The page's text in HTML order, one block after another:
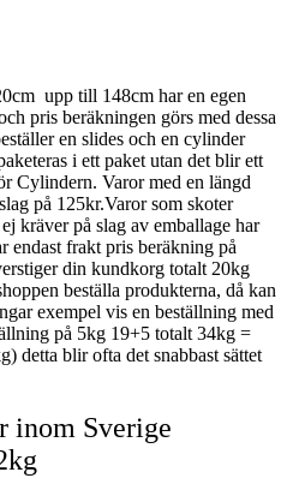
upp till 148cm har en egen
pris beräkningen görs med dessa
en slides och en cylinder
i ett paket utan det blir ett
Cylindern. Varor med en längd
på 125kr.Varor som skoter
kräver på slag av emballage har
endast frakt pris beräkning på
din kundkorg totalt 20kg
beställa produkterna, då kan
exempel vis en beställning med
på 5kg 19+5 totalt 34kg =
detta blir ofta det snabbast sättet
inom Sverige